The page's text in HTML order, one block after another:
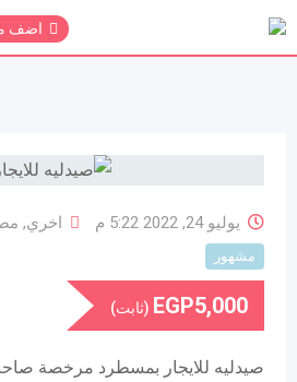
تخطي
اضف
يوليو 24, 2022 5:22 م اخري,
مشهور
EGP5,000 (ثابت)
صيدليه للايجار بمسطرد مرخصة